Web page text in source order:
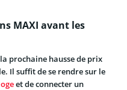
MAXI avant les
prochaine hausse de prix
Il suffit de se rendre sur le
et de connecter un